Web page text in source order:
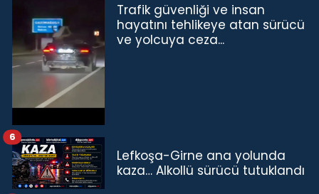
Trafik güvenliği ve insan
hayatını tehlikeye atan sürücü
ve yolcuya ceza...
Lefkoşa-Girne ana yolunda
kaza… Alkollü sürücü tutuklandı
6